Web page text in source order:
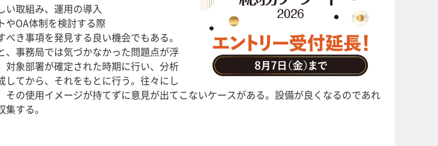
い取組み、運用の導入
やOA体制を検討する際
き事項を発見する良い機会でもある。
事務局では気づかなかった問題点が浮
象部署が確定された時期に行い、分析
てから、それをもとに行う。往々にし
の使用イメージが持てずに意見が出てこないケースがある。設備が良くなるのであれ
する。